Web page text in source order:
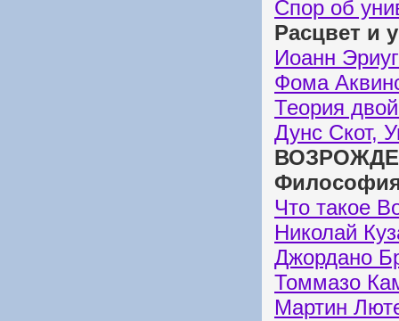
Спор об
Расцвет и
Иоанн
Фома
Теория
Дунс Скот,
Что такое
Николай
Джордано
Томмазо
Мартин